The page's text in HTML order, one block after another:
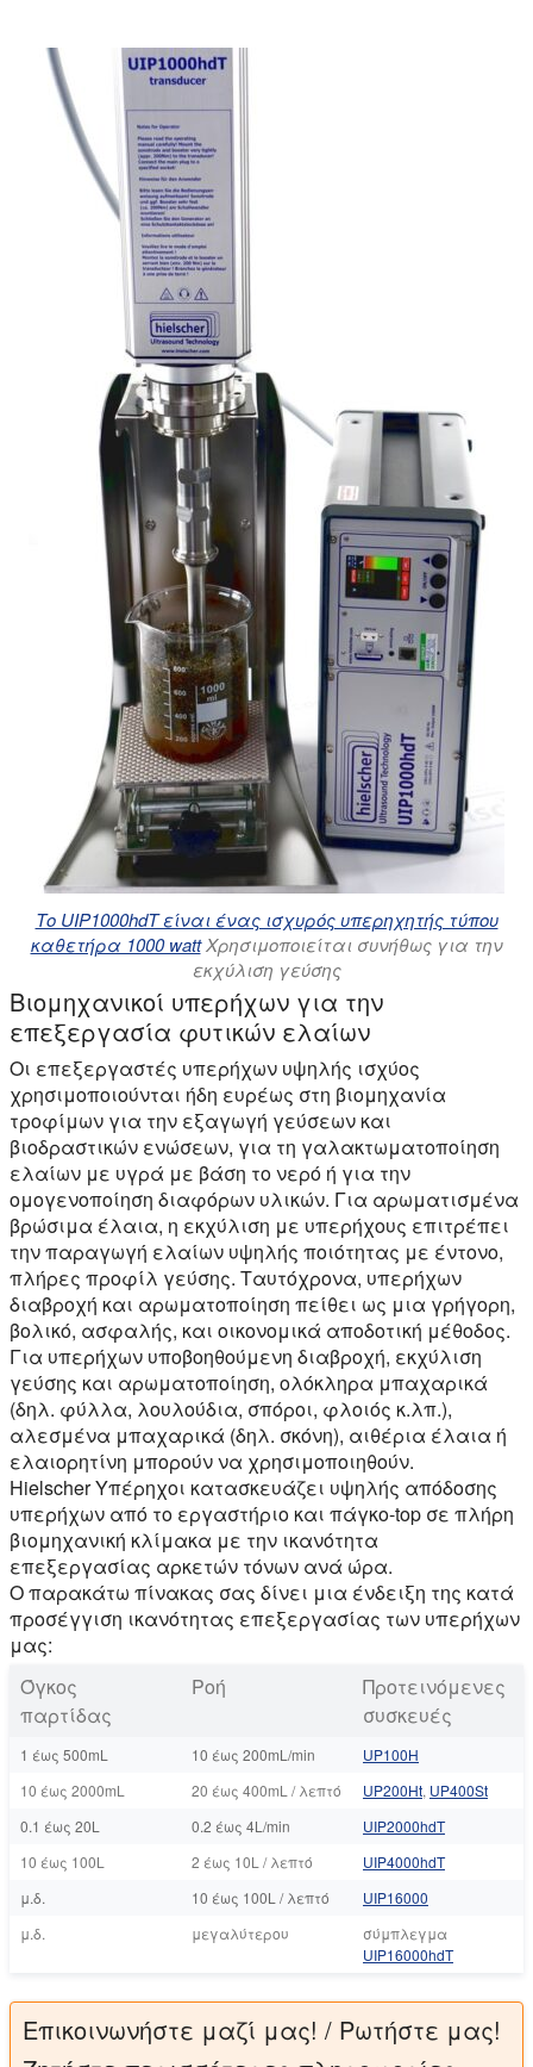
Το UIP1000hdT είναι ένας ισχυρός υπερηχητής τύπου
καθετήρα 1000 wattΧρησιμοποιείται συνήθως για την
εκχύλιση γεύσης
Βιομηχανικοί υπερήχων για την
επεξεργασία φυτικών ελαίων
Οι επεξεργαστές υπερήχων υψηλής ισχύος
χρησιμοποιούνται ήδη ευρέως στη βιομηχανία
τροφίμων για την εξαγωγή γεύσεων και
βιοδραστικών ενώσεων, για τη γαλακτωματοποίηση
ελαίων με υγρά με βάση το νερό ή για την
ομογενοποίηση διαφόρων υλικών. Για αρωματισμένα
βρώσιμα έλαια, η εκχύλιση με υπερήχους επιτρέπει
την παραγωγή ελαίων υψηλής ποιότητας με έντονο,
πλήρες προφίλ γεύσης. Ταυτόχρονα, υπερήχων
διαβροχή και αρωματοποίηση πείθει ως μια γρήγορη,
βολικό, ασφαλής, και οικονομικά αποδοτική μέθοδος.
Για υπερήχων υποβοηθούμενη διαβροχή, εκχύλιση
γεύσης και αρωματοποίηση, ολόκληρα μπαχαρικά
(δηλ. φύλλα, λουλούδια, σπόροι, φλοιός κ.λπ.),
αλεσμένα μπαχαρικά (δηλ. σκόνη), αιθέρια έλαια ή
ελαιορητίνη μπορούν να χρησιμοποιηθούν.
Hielscher Υπέρηχοι κατασκευάζει υψηλής απόδοσης
υπερήχων από το εργαστήριο και πάγκο-top σε πλήρη
βιομηχανική κλίμακα με την ικανότητα
επεξεργασίας αρκετών τόνων ανά ώρα.
Ο παρακάτω πίνακας σας δίνει μια ένδειξη της κατά
προσέγγιση ικανότητας επεξεργασίας των υπερήχων
μας:
Όγκος
παρτίδας
Ροή
Προτεινόμενες
συσκευές
1 έως 500mL 10 έως 200mL/min
UP100Η
10 έως 2000mL
20 έως 400mL / λεπτό UP200Ht, UP400St
0.1 έως 20L
0.2 έως 4L/min
UIP2000hdT
10 έως 100L
2 έως 10L / λεπτό
UIP4000hdT
μ.δ.
10 έως 100L / λεπτό
UIP16000
μ.δ.
μεγαλύτερου
σύμπλεγμα
UIP16000hdT
Επικοινωνήστε μαζί μας! / Ρωτήστε μας!